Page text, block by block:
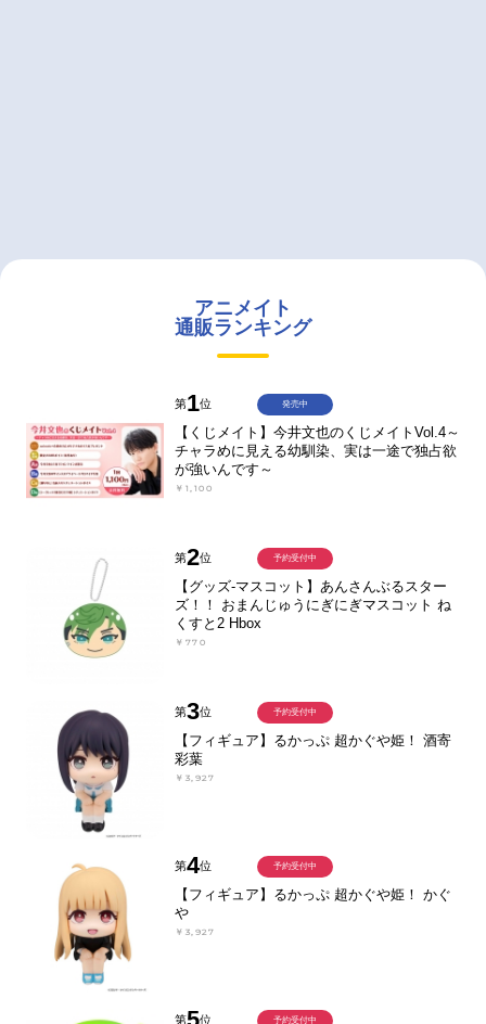
アニメイト
通販ランキング
第1位
【くじメイト】今井文也のくじメイトVol.4～
チャラめに見える幼馴染、実は一途で独占欲
が強いんです～
￥1,100
発売中
第2位
【グッズ-マスコット】あんさんぶるスター
ズ！！ おまんじゅうにぎにぎマスコット ね
くすと2 Hbox
￥770
予約受付中
第3位
【フィギュア】るかっぷ 超かぐや姫！ 酒寄
彩葉
￥3,927
予約受付中
第4位
【フィギュア】るかっぷ 超かぐや姫！ かぐ
や
￥3,927
予約受付中
第 位 予約受付中